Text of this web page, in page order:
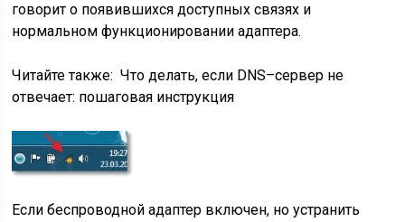
говорит о появившихся доступных связях и
нормальном функционировании адаптера.
Читайте также: Что делать, если DNS–сервер не
отвечает: пошаговая инструкция
Если беспроводной адаптер включен, но устранить